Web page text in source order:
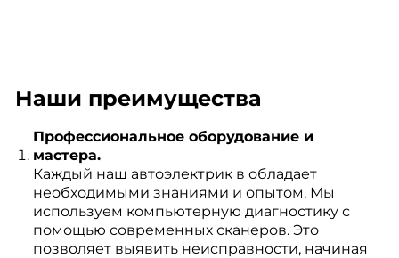
Наши преимущества
Профессиональное оборудование и
мастера.
Каждый наш автоэлектрик в обладает
необходимыми знаниями и опытом. Мы
используем компьютерную диагностику с
помощью современных сканеров. Это
позволяет выявить неисправности, начиная